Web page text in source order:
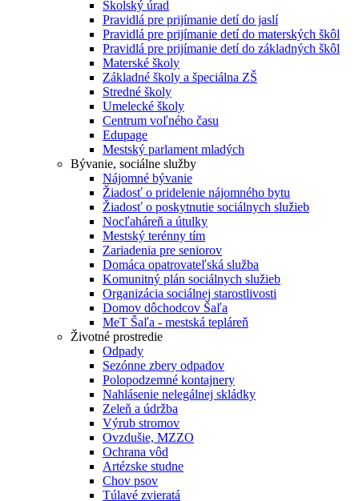
Školský úrad
Pravidlá pre prijímanie detí do jaslí
Pravidlá pre prijímanie detí do materských škôl
Pravidlá pre prijímanie detí do základných škôl
Materské školy
Základné školy a špeciálna ZŠ
Stredné školy
Umelecké školy
Centrum voľného času
Edupage
Mestský parlament mladých
Bývanie, sociálne služby
Nájomné bývanie
Žiadosť o pridelenie nájomného bytu
Žiadosť o poskytnutie sociálnych služieb
Nocľaháreň a útulky
Mestský terénny tím
Zariadenia pre seniorov
Domáca opatrovateľská služba
Komunitný plán sociálnych služieb
Organizácia sociálnej starostlivosti
Domov dôchodcov Šaľa
MeT Šaľa - mestská tepláreň
Životné prostredie
Odpady
Sezónne zbery odpadov
Polopodzemné kontajnery
Nahlásenie nelegálnej skládky
Zeleň a údržba
Výrub stromov
Ovzdušie, MZZO
Ochrana vôd
Artézske studne
Chov psov
Túlavé zvieratá